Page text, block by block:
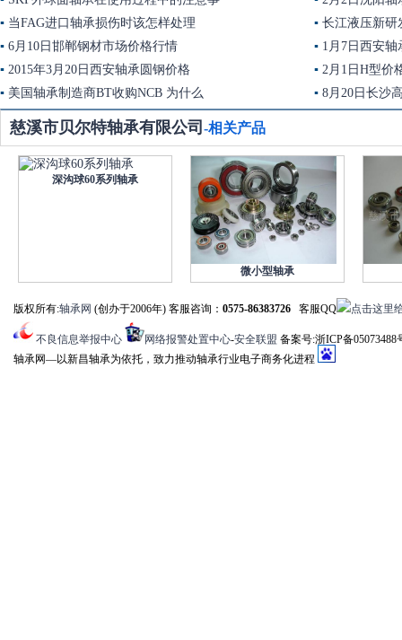
▪ 当FAG进口轴承损伤时该怎样处理 ▪ 长江液压新研
▪ 6月10日邯郸钢材市场价格行情 ▪ 1月7日西安
▪ 2015年3月20日西安轴承圆钢价格 ▪ 2月1日H型价
▪ 美国轴承制造商BT收购NCB 为什么 ▪ 8月20日长沙
慈溪市贝尔特轴承有限公司 -相关产品
深沟球60系列轴承
微小型轴承
版权所有:轴承网 (创办于2006年) 客服咨询： 0575-86383726 客服QQ
不良信息举报中心 网络报警处置中心-安全联盟 备案号:浙ICP备05073488
轴承网―以新昌轴承为依托，致力推动轴承行业电子商务化进程